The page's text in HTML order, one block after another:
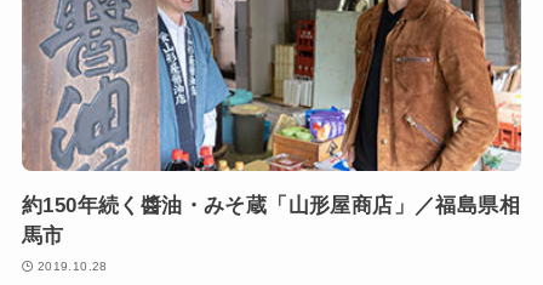
約150年続く醬油・みそ蔵「山形屋商店」／福島県相
馬市
2019.10.28